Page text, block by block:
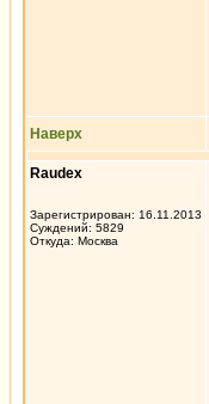
Наверх
Raudex
Зарегистрирован: 16.11.2013
Суждений: 5829
Откуда: Москва